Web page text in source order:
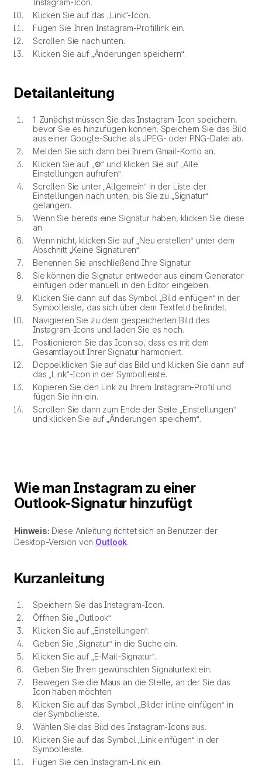
Instagram-Icon.
Klicken Sie auf das „Link“-Icon.
Fügen Sie Ihren Instagram-Profillink ein.
Scrollen Sie nach unten.
Klicken Sie auf „Änderungen speichern“.
Detailanleitung
1. Zunächst müssen Sie das Instagram-Icon speichern,
bevor Sie es hinzufügen können. Speichern Sie das Bild
aus einer Google-Suche als JPEG- oder PNG-Datei ab.
Melden Sie sich dann bei Ihrem Gmail-Konto an.
Klicken Sie auf „⚙“ und klicken Sie auf „Alle
Einstellungen aufrufen“.
Scrollen Sie unter „Allgemein“ in der Liste der
Einstellungen nach unten, bis Sie zu „Signatur“
gelangen.
Wenn Sie bereits eine Signatur haben, klicken Sie diese
an.
Wenn nicht, klicken Sie auf „Neu erstellen“ unter dem
Abschnitt „Keine Signaturen“.
Benennen Sie anschließend Ihre Signatur.
Sie können die Signatur entweder aus einem Generator
einfügen oder manuell in den Editor eingeben.
Klicken Sie dann auf das Symbol „Bild einfügen“ in der
Symbolleiste, das sich über dem Textfeld befindet.
Navigieren Sie zu dem gespeicherten Bild des
Instagram-Icons und laden Sie es hoch.
Positionieren Sie das Icon so, dass es mit dem
Gesamtlayout Ihrer Signatur harmoniert.
Doppelklicken Sie auf das Bild und klicken Sie dann auf
das „Link“-Icon in der Symbolleiste.
Kopieren Sie den Link zu Ihrem Instagram-Profil und
fügen Sie ihn ein.
Scrollen Sie dann zum Ende der Seite „Einstellungen“
und klicken Sie auf „Änderungen speichern“.
Wie man Instagram zu einer
Outlook-Signatur hinzufügt
Hinweis: Diese Anleitung richtet sich an Benutzer der
Desktop-Version von Outlook.
Kurzanleitung
Speichern Sie das Instagram-Icon.
Öffnen Sie „Outlook“.
Klicken Sie auf „Einstellungen“.
Geben Sie „Signatur“ in die Suche ein.
Klicken Sie auf „E-Mail-Signatur“.
Geben Sie Ihren gewünschten Signaturtext ein.
Bewegen Sie die Maus an die Stelle, an der Sie das
Icon haben möchten.
Klicken Sie auf das Symbol „Bilder inline einfügen“ in
der Symbolleiste.
Wählen Sie das Bild des Instagram-Icons aus.
Klicken Sie auf das Symbol „Link einfügen“ in der
Symbolleiste.
Fügen Sie den Instagram-Link ein.